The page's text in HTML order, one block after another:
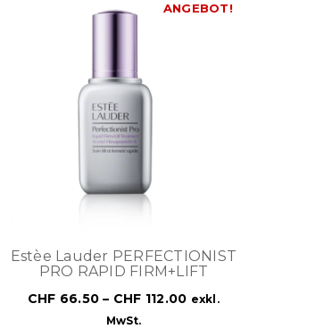
ANGEBOT!
Estèe Lauder PERFECTIONIST
PRO RAPID FIRM+LIFT
CHF 66.50 – CHF 112.00 exkl.
MwSt.